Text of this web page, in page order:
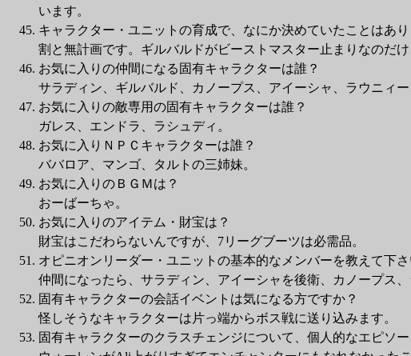
います。
キャラクター・ユニットの育成で、なにか決めていたことはあり
割と無計画です。ギルバルドがビーストマスター止まりなのだけ
お気に入りの仲間になる固有キャラクターは誰？
サラディン、ギルバルド、カノープス、アイーシャ、ラウニィー
お気に入りの敵専用の固有キャラクターは誰？
ガレス、エンドラ、ラシュディ。
お気に入りＮＰＣキャラクターは誰？
ババロア、マンゴ、タルトの三姉妹。
お気に入りのＢＧＭは？
おーばーちゃ。
お気に入りのアイテム・財宝は？
財宝はこだわらないんですが、7リーグブーツは必需品。
オピニオンリーダー・ユニットの基本的なメンバーを教えて下さ
仲間になったら、サラディン、アイーシャを後衛、カノープス
固有キャラクターの会話イベントは気になる方ですか？
怪しそうなキャラクターは片っ端からボス戦に送り込みます。
固有キャラクターのクラスチェンジについて、個人的なエピソ